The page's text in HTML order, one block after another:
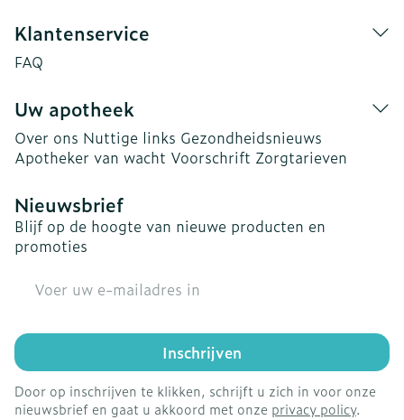
Klantenservice
FAQ
Uw apotheek
Over ons Nuttige links Gezondheidsnieuws
Apotheker van wacht Voorschrift Zorgtarieven
Nieuwsbrief
Blijf op de hoogte van nieuwe producten en
promoties
Inschrijven
Door op inschrijven te klikken, schrijft u zich in voor onze
nieuwsbrief en gaat u akkoord met onze privacy policy.